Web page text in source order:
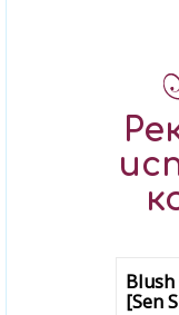
Blush
[Sen